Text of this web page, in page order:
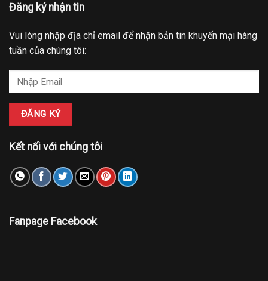
Đăng ký nhận tin
Vui lòng nhập địa chỉ email để nhận bản tin khuyến mại hàng
tuần của chúng tôi:
Kết nối với chúng tôi
Fanpage Facebook